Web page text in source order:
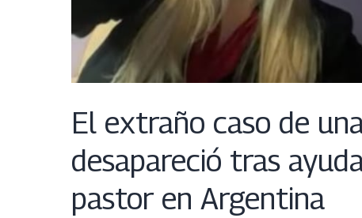
El extraño caso de
desapareció tras
pastor en Argentina